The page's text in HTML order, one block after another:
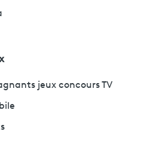
jeux concours TV